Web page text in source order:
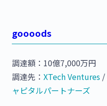
goooods
調達額：10億7,000万円
調達先： XTech Ventures /
ャピタルパートナーズ